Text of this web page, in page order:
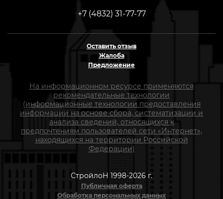
+7 (4832) 31-77-77
Оставить отзыв
Жалоба
Предложение
На информационном ресурсе применяются
рекомендательные технологии
(информационные технологии предоставления
информации на основе сбора, систематизации и
анализа сведений, относящихся к
предпочтениям пользователей сети «Интернет»,
находящихся на территории Российской
Федерации)
СтройлоН 1998-2026 г.
Публичная оферта
Обработка персональных данных